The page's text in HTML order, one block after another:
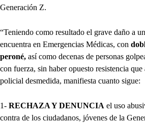
Generación Z.
“Teniendo como resultado el grave daño a
encuentra en Emergencias Médicas, con
peroné, así como decenas de personas
con fuerza, sin haber opuesto resistencia
policial desmedida, manifiesta cuanto sigue:
1- RECHAZA Y DENUNCIA el uso
contra de los ciudadanos, jóvenes de la